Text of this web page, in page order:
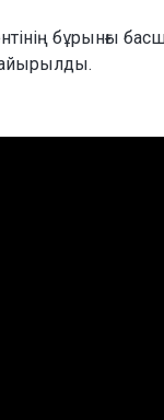
бұрынғы
айырылды.